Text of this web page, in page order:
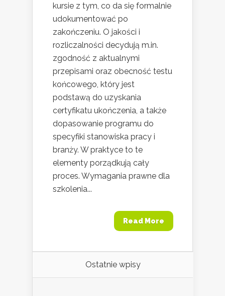
kursie z tym, co da się formalnie
udokumentować po
zakończeniu. O jakości i
rozliczalności decydują m.in.
zgodność z aktualnymi
przepisami oraz obecność testu
końcowego, który jest
podstawą do uzyskania
certyfikatu ukończenia, a także
dopasowanie programu do
specyfiki stanowiska pracy i
branży. W praktyce to te
elementy porządkują cały
proces. Wymagania prawne dla
szkolenia...
Read More
Ostatnie wpisy